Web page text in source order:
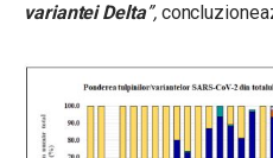
variantei Delta”,